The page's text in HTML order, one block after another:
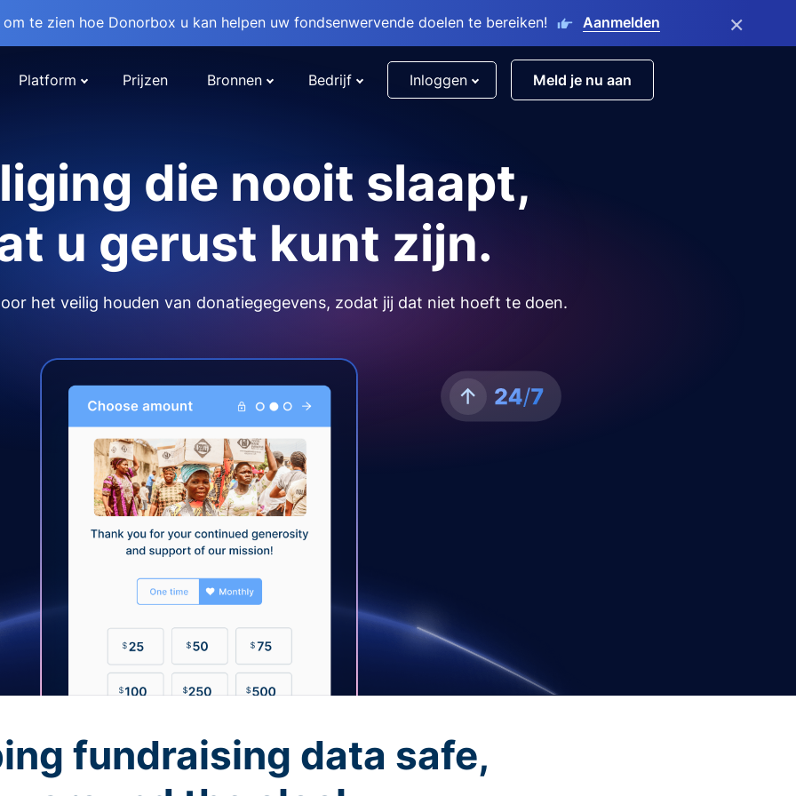
te zien hoe Donorbox u kan helpen uw fondsenwervende doelen te bereiken! Aanmelden ×
Platform Prijzen Bronnen Bedrijf Inloggen Meld je nu aan
die nooit slaapt,
u gerust kunt zijn.
het veilig houden van donatiegegevens, zodat jij dat niet hoeft te doen.
fundraising data safe,